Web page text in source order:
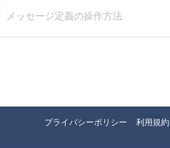
メッセージ定義の操作方法
プライバシーポリシー 利用規約